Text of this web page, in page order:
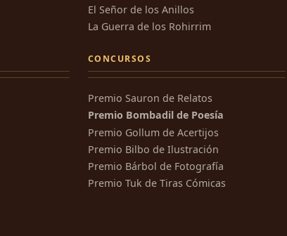
El Señor de los Anillos
La Guerra de los Rohirrim
CONCURSOS
Premio Sauron de Relatos
Premio Bombadil de Poesía
Premio Gollum de Acertijos
Premio Bilbo de Ilustración
Premio Bárbol de Fotografía
Premio Tuk de Tiras Cómicas